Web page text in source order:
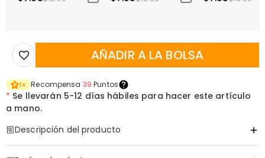
AÑADIR A LA BOLSA
1× Recompensa 39 Puntos
* Se llevarán 5-12 días hábiles para hacer este artículo
a mano.
Descripción del producto